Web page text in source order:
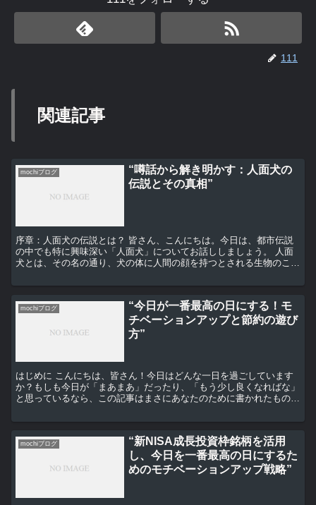
111
関連記事
mochiブログ
“噂話から解き明かす：人面犬の
伝説とその真相”
序章：人面犬の伝説とは？ 皆さん、こんにちは。今日は、都市伝説
の中でも特に興味深い「人面犬」についてお話ししましょう。 人面
犬とは、その名の通り、犬の体に人間の顔を持つとされる生物のこと
mochiブログ
“今日が一番最高の日にする！モ
チベーションアップと節約の遊び
方”
はじめに こんにちは、皆さん！今日はどんな一日を過ごしています
か？もしも今日が「まあまあ」だったり、「もう少し良くなればな」
と思っているなら、この記事はまさにあなたのために書かれたもので
mochiブログ
“新NISA成長投資枠銘柄を活用
し、今日を一番最高の日にするた
めのモチベーションアップ戦略”